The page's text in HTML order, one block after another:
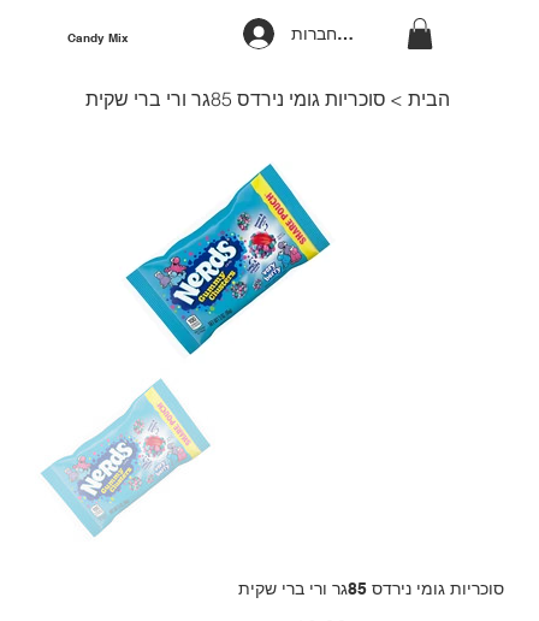
להתחברות Candy Mix
הבית > סוכריות גומי נירדס 85גר ורי ברי שקית
סוכריות גומי נירדס 85גר ורי ברי שקית